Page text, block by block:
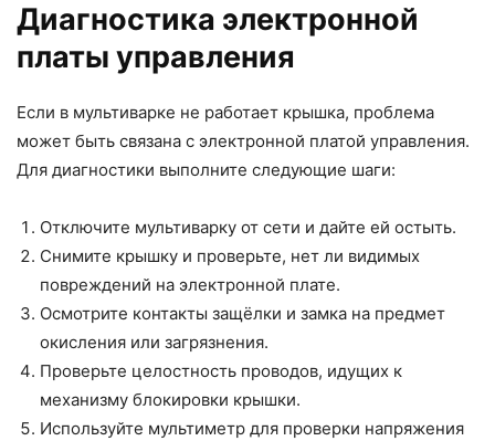
Диагностика электронной
платы управления
Если в мультиварке не работает крышка, проблема
может быть связана с электронной платой управления.
Для диагностики выполните следующие шаги:
Отключите мультиварку от сети и дайте ей остыть.
Снимите крышку и проверьте, нет ли видимых
повреждений на электронной плате.
Осмотрите контакты защёлки и замка на предмет
окисления или загрязнения.
Проверьте целостность проводов, идущих к
механизму блокировки крышки.
Используйте мультиметр для проверки напряжения